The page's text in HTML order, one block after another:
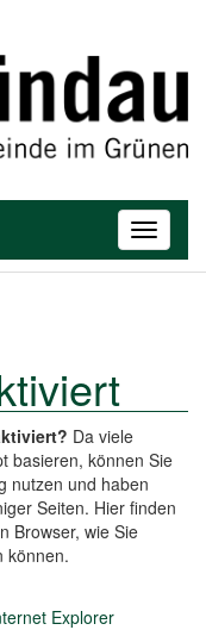
Toggle
Da viele
basieren, können Sie
nutzen und haben
Seiten. Hier finden
Browser, wie Sie
können.
T
g
g
v
i
g
a
t
i
o
Explorer